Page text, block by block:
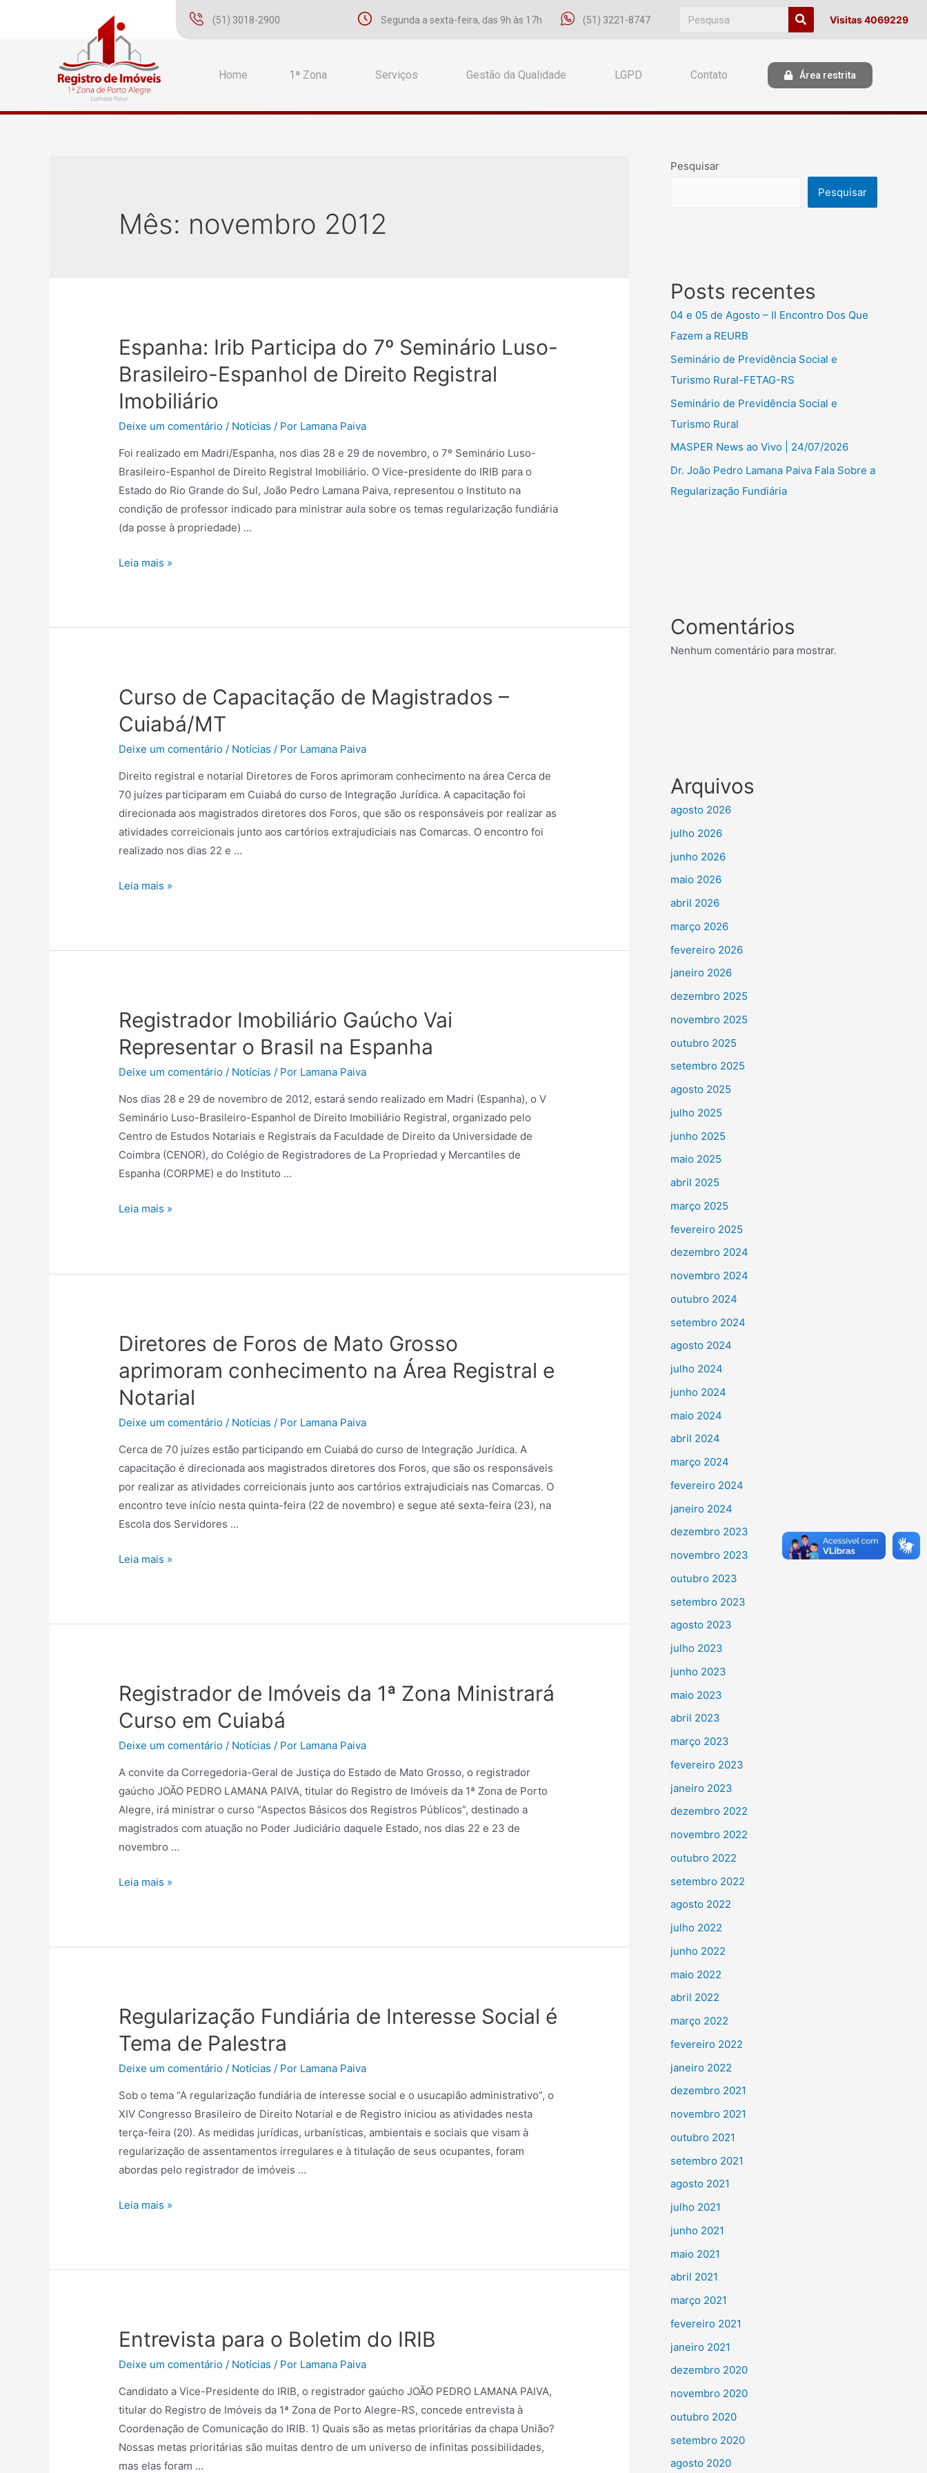
(51) 3018-2900 Segunda a sexta-feira, das 9h às 17h (51) 3221-8747 Visitas 4069229
Home 1ª Zona Serviços Gestão da Qualidade LGPD Contato Área restrita
Mês: novembro 2012
Espanha: Irib Participa do 7º Seminário Luso-
Brasileiro-Espanhol de Direito Registral
Imobiliário
Deixe um comentário / Notícias / Por Lamana Paiva
Foi realizado em Madri/Espanha, nos dias 28 e 29 de novembro, o 7º Seminário Luso-
Brasileiro-Espanhol de Direito Registral Imobiliário. O Vice-presidente do IRIB para o
Estado do Rio Grande do Sul, João Pedro Lamana Paiva, representou o Instituto na
condição de professor indicado para ministrar aula sobre os temas regularização fundiária
(da posse à propriedade) …
Leia mais »
Curso de Capacitação de Magistrados –
Cuiabá/MT
Deixe um comentário / Notícias / Por Lamana Paiva
Direito registral e notarial Diretores de Foros aprimoram conhecimento na área Cerca de
70 juízes participaram em Cuiabá do curso de Integração Jurídica. A capacitação foi
direcionada aos magistrados diretores dos Foros, que são os responsáveis por realizar as
atividades correicionais junto aos cartórios extrajudiciais nas Comarcas. O encontro foi
realizado nos dias 22 e …
Leia mais »
Registrador Imobiliário Gaúcho Vai
Representar o Brasil na Espanha
Deixe um comentário / Notícias / Por Lamana Paiva
Nos dias 28 e 29 de novembro de 2012, estará sendo realizado em Madri (Espanha), o V
Seminário Luso-Brasileiro-Espanhol de Direito Imobiliário Registral, organizado pelo
Centro de Estudos Notariais e Registrais da Faculdade de Direito da Universidade de
Coimbra (CENOR), do Colégio de Registradores de La Propriedad y Mercantiles de
Espanha (CORPME) e do Instituto …
Leia mais »
Diretores de Foros de Mato Grosso
aprimoram conhecimento na Área Registral e
Notarial
Deixe um comentário / Notícias / Por Lamana Paiva
Cerca de 70 juízes estão participando em Cuiabá do curso de Integração Jurídica. A
capacitação é direcionada aos magistrados diretores dos Foros, que são os responsáveis
por realizar as atividades correicionais junto aos cartórios extrajudiciais nas Comarcas. O
encontro teve início nesta quinta-feira (22 de novembro) e segue até sexta-feira (23), na
Escola dos Servidores …
Leia mais »
Registrador de Imóveis da 1ª Zona Ministrará
Curso em Cuiabá
Deixe um comentário / Notícias / Por Lamana Paiva
A convite da Corregedoria-Geral de Justiça do Estado de Mato Grosso, o registrador
gaúcho JOÃO PEDRO LAMANA PAIVA, titular do Registro de Imóveis da 1ª Zona de Porto
Alegre, irá ministrar o curso “Aspectos Básicos dos Registros Públicos”, destinado a
magistrados com atuação no Poder Judiciário daquele Estado, nos dias 22 e 23 de
novembro …
Leia mais »
Regularização Fundiária de Interesse Social é
Tema de Palestra
Deixe um comentário / Notícias / Por Lamana Paiva
Sob o tema “A regularização fundiária de interesse social e o usucapião administrativo”, o
XIV Congresso Brasileiro de Direito Notarial e de Registro iniciou as atividades nesta
terça-feira (20). As medidas jurídicas, urbanísticas, ambientais e sociais que visam à
regularização de assentamentos irregulares e à titulação de seus ocupantes, foram
abordas pelo registrador de imóveis …
Leia mais »
Entrevista para o Boletim do IRIB
Deixe um comentário / Notícias / Por Lamana Paiva
Candidato a Vice-Presidente do IRIB, o registrador gaúcho JOÃO PEDRO LAMANA PAIVA,
titular do Registro de Imóveis da 1ª Zona de Porto Alegre-RS, concede entrevista à
Coordenação de Comunicação do IRIB. 1) Quais são as metas prioritárias da chapa União?
Nossas metas prioritárias são muitas dentro de um universo de infinitas possibilidades,
mas elas foram …
Pesquisar
Pesquisar
Posts recentes
04 e 05 de Agosto – II Encontro Dos Que
Fazem a REURB
Seminário de Previdência Social e
Turismo Rural-FETAG-RS
Seminário de Previdência Social e
Turismo Rural
MASPER News ao Vivo | 24/07/2026
Dr. João Pedro Lamana Paiva Fala Sobre a
Regularização Fundiária
Comentários
Nenhum comentário para mostrar.
Arquivos
agosto 2026
julho 2026
junho 2026
maio 2026
abril 2026
março 2026
fevereiro 2026
janeiro 2026
dezembro 2025
novembro 2025
outubro 2025
setembro 2025
agosto 2025
julho 2025
junho 2025
maio 2025
abril 2025
março 2025
fevereiro 2025
dezembro 2024
novembro 2024
outubro 2024
setembro 2024
agosto 2024
julho 2024
junho 2024
maio 2024
abril 2024
março 2024
fevereiro 2024
janeiro 2024
dezembro 2023
novembro 2023
outubro 2023
setembro 2023
agosto 2023
julho 2023
junho 2023
maio 2023
abril 2023
março 2023
fevereiro 2023
janeiro 2023
dezembro 2022
novembro 2022
outubro 2022
setembro 2022
agosto 2022
julho 2022
junho 2022
maio 2022
abril 2022
março 2022
fevereiro 2022
janeiro 2022
dezembro 2021
novembro 2021
outubro 2021
setembro 2021
agosto 2021
julho 2021
junho 2021
maio 2021
abril 2021
março 2021
fevereiro 2021
janeiro 2021
dezembro 2020
novembro 2020
outubro 2020
setembro 2020
agosto 2020